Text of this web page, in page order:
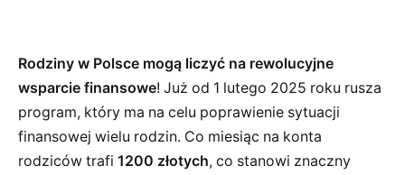
Rodziny w Polsce mogą liczyć na rewolucyjne
wsparcie finansowe! Już od 1 lutego 2025 roku rusza
program, który ma na celu poprawienie sytuacji
finansowej wielu rodzin. Co miesiąc na konta
rodziców trafi 1200 złotych, co stanowi znaczny